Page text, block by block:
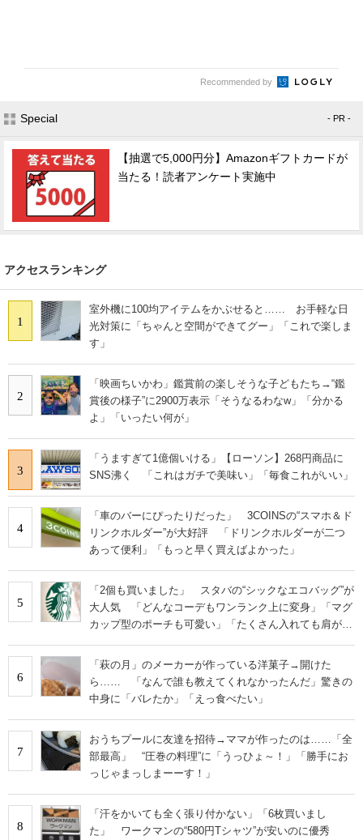
Recommended by
Special - PR -
【抽選で5,000円分】Amazonギフトカードが
当たる！読者アンケート実施中
アクセスランキング
1
室外機に100均アイテムをかぶせると…… お手軽な日
光対策に「ちゃんと空間ができてグー」「これで楽しま
す」
2
「映画ちいかわ」鑑賞前の楽しそうな子どもたち→“鑑
賞後の様子”に2900万表示「そうなるわなw」「分かる
よ」「いったい何が」
3
「うますぎて1億個いける」【ローソン】268円商品に
SNS沸く 「これはガチで美味い」「毎食これがいい」
4
「車のバーにぴったりだった」 3COINSの“スマホ＆ド
リンクホルダー”が大好評 「ドリンクホルダーが二つ
あって便利」「もっと早く買えばよかった」
5
「2個も買いました」 スタバの“シックなエコバッグ”が
大人気 「どんなコーデもワンランク上に変身」「マグ
カップ型のポーチも可愛い」「たくさん入れても肩が痛
6
「萩の月」のメーカーが作っている洋菓子→開けた
ら…… 「なんで誰も教えてくれなかったんだ」驚きの
中身に「バレたか」「えっ食べたい」
7
おうちプールに友達を招待→ママが作ったのは……「全
部最高」 “圧巻の料理”に「うっひょ～！」「勝手にお
っじゃまっしまーーす！」
8
「汗をかいても全く張り付かない」「6枚買いまし
た」 ワークマンの“580円Tシャツ”が安いのに優秀